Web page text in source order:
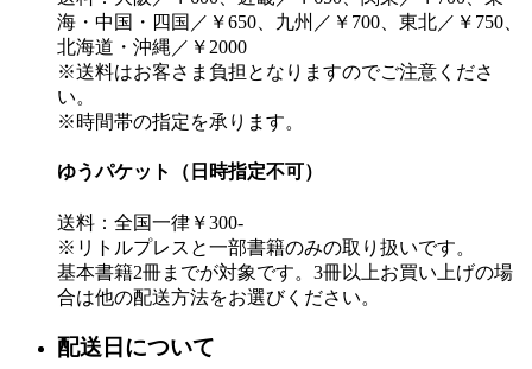
海・中国・四国／￥650、九州／￥700、東北／￥750、
北海道・沖縄／￥2000
※送料はお客さま負担となりますのでご注意くださ
い。
※時間帯の指定を承ります。
ゆうパケット（日時指定不可）
送料：全国一律￥300-
※リトルプレスと一部書籍のみの取り扱いです。
基本書籍2冊までが対象です。3冊以上お買い上げの場
合は他の配送方法をお選びください。
配送日について